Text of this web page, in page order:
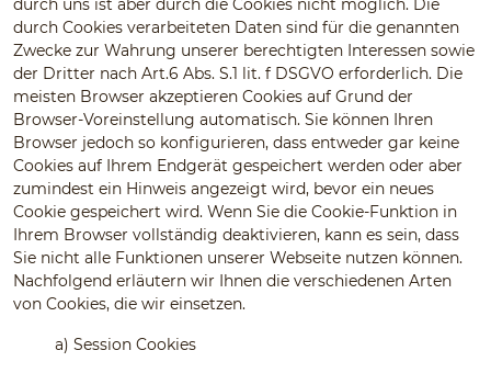
durch uns ist aber durch die Cookies nicht möglich. Die
durch Cookies verarbeiteten Daten sind für die genannten
Zwecke zur Wahrung unserer berechtigten Interessen sowie
der Dritter nach Art.6 Abs. S.1 lit. f DSGVO erforderlich. Die
meisten Browser akzeptieren Cookies auf Grund der
Browser-Voreinstellung automatisch. Sie können Ihren
Browser jedoch so konfigurieren, dass entweder gar keine
Cookies auf Ihrem Endgerät gespeichert werden oder aber
zumindest ein Hinweis angezeigt wird, bevor ein neues
Cookie gespeichert wird. Wenn Sie die Cookie-Funktion in
Ihrem Browser vollständig deaktivieren, kann es sein, dass
Sie nicht alle Funktionen unserer Webseite nutzen können.
Nachfolgend erläutern wir Ihnen die verschiedenen Arten
von Cookies, die wir einsetzen.
a) Session Cookies